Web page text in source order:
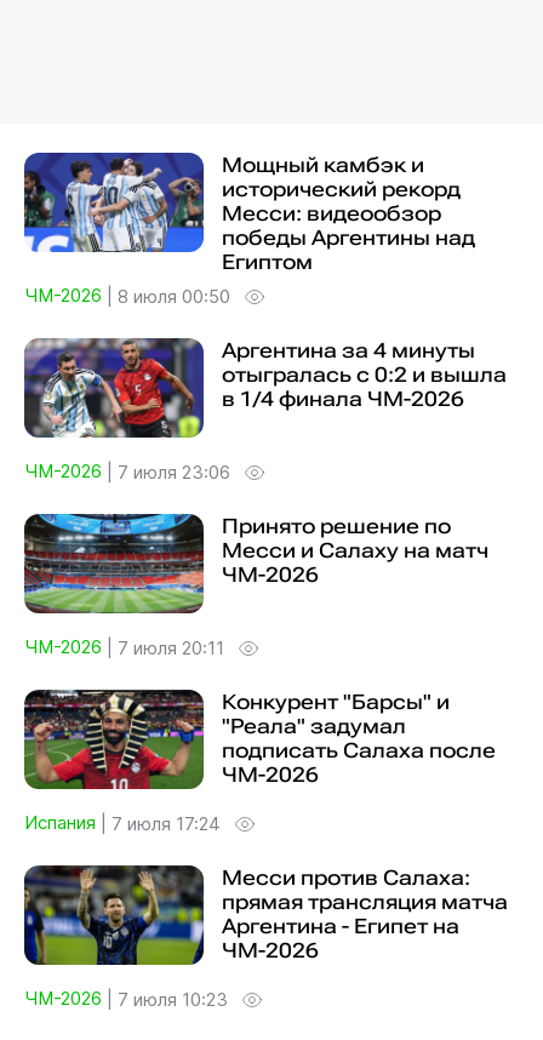
Мощный камбэк и
исторический рекорд
Месси: видеообзор
победы Аргентины над
Египтом
ЧМ-2026 8 июля 00:50
Аргентина за 4 минуты
отыгралась с 0:2 и вышла
в 1/4 финала ЧМ-2026
ЧМ-2026 7 июля 23:06
Принято решение по
Месси и Салаху на матч
ЧМ-2026
ЧМ-2026 7 июля 20:11
Конкурент "Барсы" и
"Реала" задумал
подписать Салаха после
ЧМ-2026
Испания 7 июля 17:24
Месси против Салаха:
прямая трансляция матча
Аргентина - Египет на
ЧМ-2026
ЧМ-2026 7 июля 10:23